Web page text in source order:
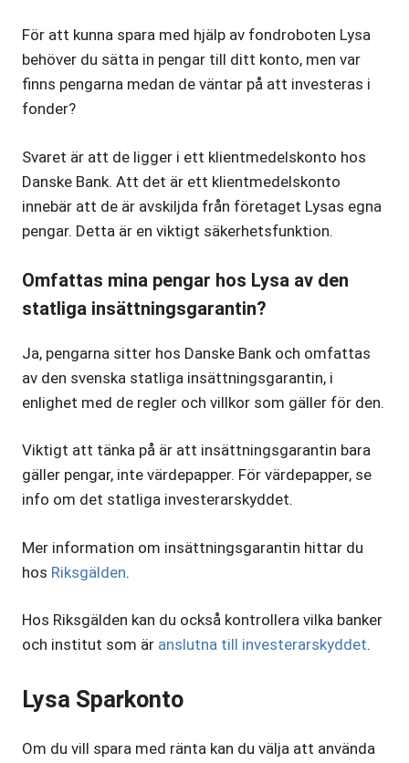
För att kunna spara med hjälp av fondroboten Lysa
behöver du sätta in pengar till ditt konto, men var
finns pengarna medan de väntar på att investeras i
fonder?
Svaret är att de ligger i ett klientmedelskonto hos
Danske Bank. Att det är ett klientmedelskonto
innebär att de är avskiljda från företaget Lysas egna
pengar. Detta är en viktigt säkerhetsfunktion.
Omfattas mina pengar hos Lysa av den
statliga insättningsgarantin?
Ja, pengarna sitter hos Danske Bank och omfattas
av den svenska statliga insättningsgarantin, i
enlighet med de regler och villkor som gäller för den.
Viktigt att tänka på är att insättningsgarantin bara
gäller pengar, inte värdepapper. För värdepapper, se
info om det statliga investerarskyddet.
Mer information om insättningsgarantin hittar du
hos Riksgälden.
Hos Riksgälden kan du också kontrollera vilka banker
och institut som är anslutna till investerarskyddet.
Lysa Sparkonto
Om du vill spara med ränta kan du välja att använda